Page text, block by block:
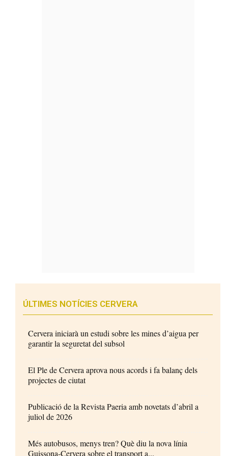
ÚLTIMES NOTÍCIES CERVERA
Cervera iniciarà un estudi sobre les mines d’aigua per
garantir la seguretat del subsol
El Ple de Cervera aprova nous acords i fa balanç dels
projectes de ciutat
Publicació de la Revista Paeria amb novetats d’abril a
juliol de 2026
Més autobusos, menys tren? Què diu la nova línia
Guissona-Cervera sobre el transport a...